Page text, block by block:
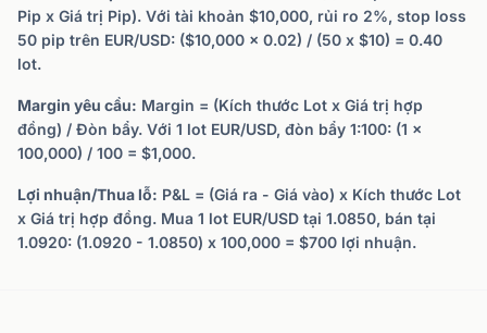
Pip x Giá trị Pip). Với tài khoản $10,000, rủi ro 2%, stop loss
50 pip trên EUR/USD: ($10,000 x 0.02) / (50 x $10) = 0.40
lot.
Margin yêu cầu: Margin = (Kích thước Lot x Giá trị hợp
đồng) / Đòn bẩy. Với 1 lot EUR/USD, đòn bẩy 1:100: (1 x
100,000) / 100 = $1,000.
Lợi nhuận/Thua lỗ: P&L = (Giá ra - Giá vào) x Kích thước Lot
x Giá trị hợp đồng. Mua 1 lot EUR/USD tại 1.0850, bán tại
1.0920: (1.0920 - 1.0850) x 100,000 = $700 lợi nhuận.